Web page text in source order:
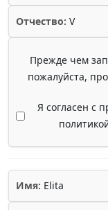
Отчество: V
Прежде чем
пожалуйста,
Я согласен с
Имя: Elita